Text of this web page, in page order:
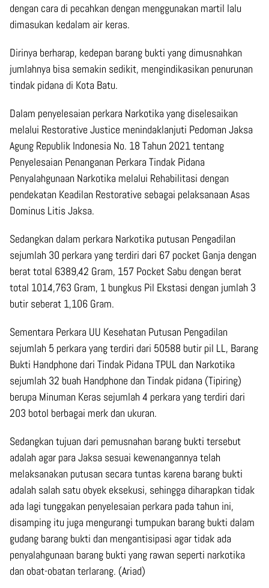
dengan cara di pecahkan dengan menggunakan martil lalu
dimasukan kedalam air keras.
Dirinya berharap, kedepan barang bukti yang dimusnahkan
jumlahnya bisa semakin sedikit, mengindikasikan penurunan
tindak pidana di Kota Batu.
Dalam penyelesaian perkara Narkotika yang diselesaikan
melalui Restorative Justice menindaklanjuti Pedoman Jaksa
Agung Republik Indonesia No. 18 Tahun 2021 tentang
Penyelesaian Penanganan Perkara Tindak Pidana
Penyalahgunaan Narkotika melalui Rehabilitasi dengan
pendekatan Keadilan Restorative sebagai pelaksanaan Asas
Dominus Litis Jaksa.
Sedangkan dalam perkara Narkotika putusan Pengadilan
sejumlah 30 perkara yang terdiri dari 67 pocket Ganja dengan
berat total 6389,42 Gram, 157 Pocket Sabu dengan berat
total 1014,763 Gram, 1 bungkus Pil Ekstasi dengan jumlah 3
butir seberat 1,106 Gram.
Sementara Perkara UU Kesehatan Putusan Pengadilan
sejumlah 5 perkara yang terdiri dari 50588 butir pil LL, Barang
Bukti Handphone dari Tindak Pidana TPUL dan Narkotika
sejumlah 32 buah Handphone dan Tindak pidana (Tipiring)
berupa Minuman Keras sejumlah 4 perkara yang terdiri dari
203 botol berbagai merk dan ukuran.
Sedangkan tujuan dari pemusnahan barang bukti tersebut
adalah agar para Jaksa sesuai kewenangannya telah
melaksanakan putusan secara tuntas karena barang bukti
adalah salah satu obyek eksekusi, sehingga diharapkan tidak
ada lagi tunggakan penyelesaian perkara pada tahun ini,
disamping itu juga mengurangi tumpukan barang bukti dalam
gudang barang bukti dan mengantisipasi agar tidak ada
penyalahgunaan barang bukti yang rawan seperti narkotika
dan obat-obatan terlarang. (Ariad)